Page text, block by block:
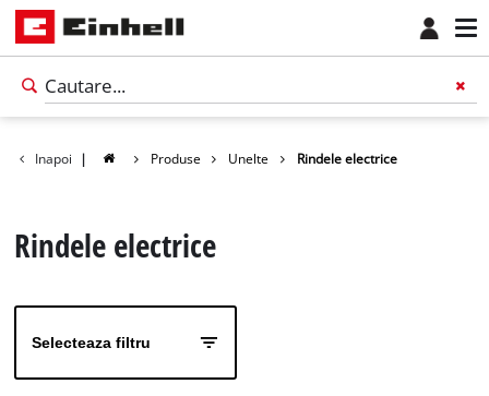
Inapoi | Produse Unelte Rindele electrice
Rindele electrice
Selecteaza filtru